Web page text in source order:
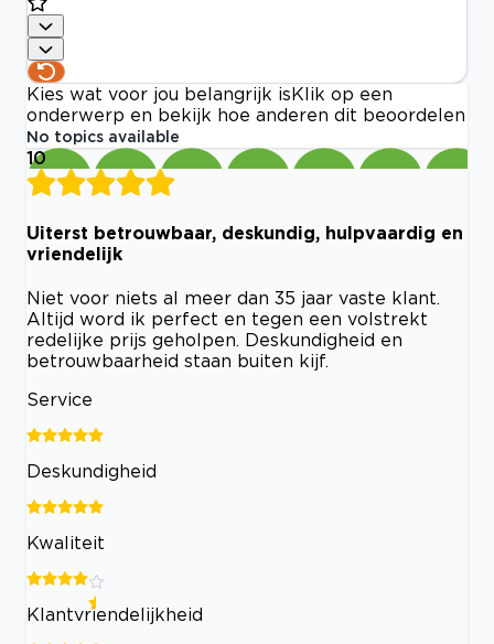
Kies wat voor jou belangrijk is Klik op een
onderwerp en bekijk hoe anderen dit beoordelen
No topics available
10
Uiterst betrouwbaar, deskundig, hulpvaardig en
vriendelijk
Niet voor niets al meer dan 35 jaar vaste klant.
Altijd word ik perfect en tegen een volstrekt
redelijke prijs geholpen. Deskundigheid en
betrouwbaarheid staan buiten kijf.
Service
Deskundigheid
Kwaliteit
Klantvriendelijkheid